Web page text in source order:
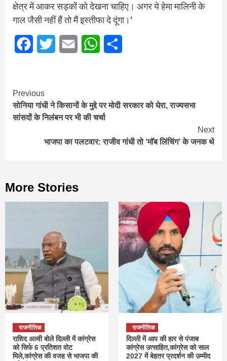
क्षेत्र में आकर सड़कों को देखना चाहिए। अगर ये हेमा मालिनी के
गाल जैसी नहीं हैं तो मैं इस्तीफा दे दूंगा।’
FacebookTwitter Email WhatsApp
Continue
Reading
Previous
सोनिया गांधी ने किसानों के मुद्दे पर मोदी सरकार को घेरा, राज्यसभा
सांसदों के निलंबन पर भी की चर्चा
Next
भाजपा का पलटवार: राजीव गांधी तो ‘मॉब लिंचिंग’ के जनक थे
More Stories
राजनीतिक
राशिद अल्वी बोले दिल्ली में कांग्रेस
को सिर्फ 6 प्रतिशत वोट
मिले,कांग्रेस की वजह से भाजपा की
राजनीतिक
दिल्ली में आप की हार से पंजाब
कांग्रेस उत्साहित,कांग्रेस को साल
2027 में बेहतर प्रदर्शन की उम्मीद